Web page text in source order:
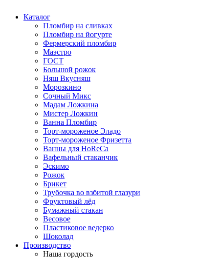
Каталог
Пломбир на сливках
Пломбир на йогурте
Фермерский пломбир
Маэстро
ГОСТ
Большой рожок
Няш Вкусняш
Морозкино
Сочный Микс
Мадам Ложкина
Мистер Ложкин
Ванна Пломбир
Торт-мороженое Эладо
Торт-мороженое Фризетта
Ванны для HoReCa
Вафельный стаканчик
Эскимо
Рожок
Брикет
Трубочка во взбитой глазури
Фруктовый лёд
Бумажный стакан
Весовое
Пластиковое ведерко
Шоколад
Производство
Наша гордость